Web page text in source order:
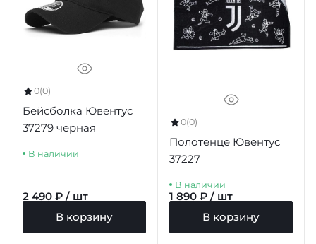
0(0)
Бейсболка Ювентус
37279 черная
В наличии
2 490 ₽ / шт
В корзину
0(0)
Полотенце Ювентус
37227
В наличии
1 890 ₽ / шт
В корзину